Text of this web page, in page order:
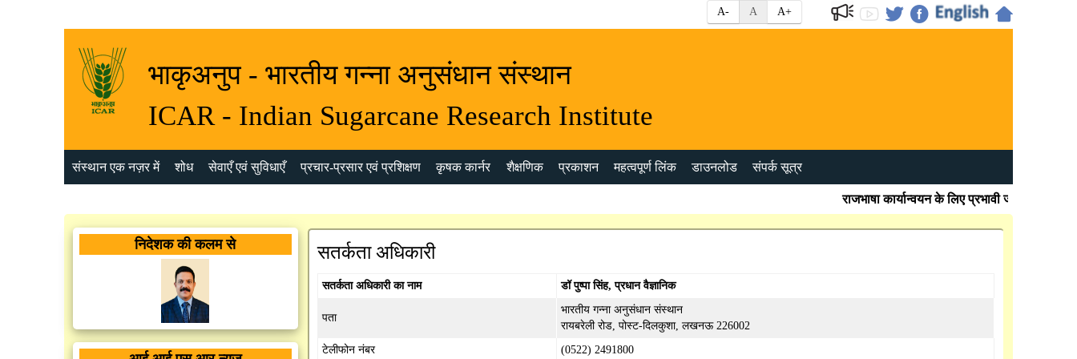
A- A A+
भाकृअनुप - भारतीय गन्ना अनुसंधान संस्थान
ICAR - Indian Sugarcane Research Institute
संस्थान एक नज़र में शोध सेवाएँ एवं सुविधाएँ प्रचार-प्रसार एवं प्रशिक्षण कृषक कार्नर शैक्षणिक प्रकाशन महत्वपूर्ण लिंक डाउनलोड संपर्क सूत्र
राजभाषा कार्यान्वयन के लिए प्रभावी जांच बिंदु
निदेशक की कलम से सतर्कता अधिकारी
सतर्कता अधिकारी का नाम डॉ पुष्पा सिंह, प्रधान वैज्ञानिक
पता
भारतीय गन्ना अनुसंधान संस्थान
रायबरेली रोड, पोस्ट-दिलकुशा, लखनऊ 226002
टेलीफोन नंबर
(0522) 2491800